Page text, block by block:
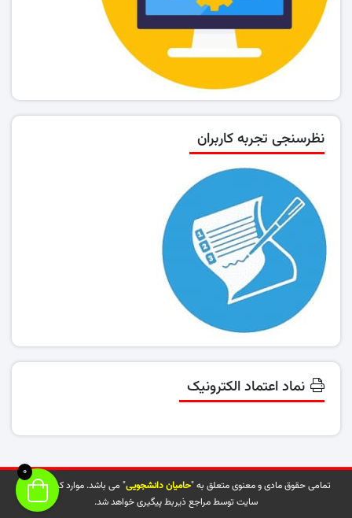
نظرسنجی تجربه کاربران
نماد اعتماد الکترونیک
تمامی حقوق مادی و معنوی متعلق به "حامیان دانشجویی" می باشد. موارد کپی شده از
سایت توسط مراجع ذیربط پیگیری خواهد شد.
0